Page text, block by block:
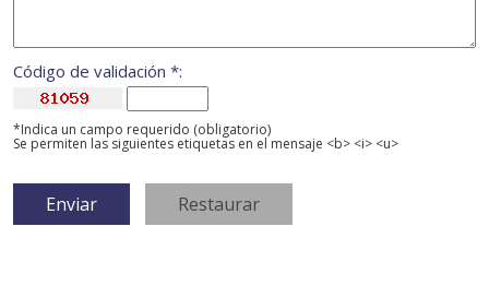
Código de validación *:
*Indica un campo requerido (obligatorio)
Se permiten las siguientes etiquetas en el mensaje <b> <i> <u>